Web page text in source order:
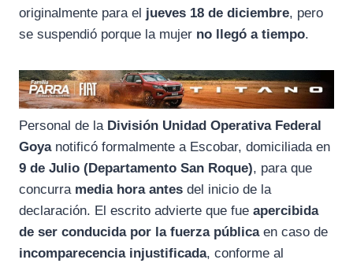
originalmente para el jueves 18 de diciembre, pero
se suspendió porque la mujer no llegó a tiempo.
Personal de la División Unidad Operativa Federal
Goyanotificó formalmente a Escobar, domiciliada en
9 de Julio (Departamento San Roque), para que
concurra media hora antes del inicio de la
declaración. El escrito advierte que fue apercibida
de ser conducida por la fuerza públicaen caso de
incomparecencia injustificada, conforme al